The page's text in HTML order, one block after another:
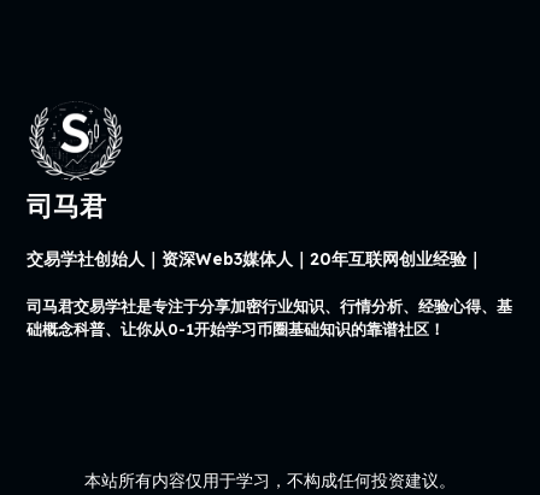
司马君
交易学社创始人｜资深Web3媒体人｜20年互联网创业经验｜
司马君交易学社是专注于分享加密行业知识、行情分析、经验心得、基
础概念科普、让你从0-1开始学习币圈基础知识的靠谱社区！
本站所有内容仅用于学习，不构成任何投资建议。